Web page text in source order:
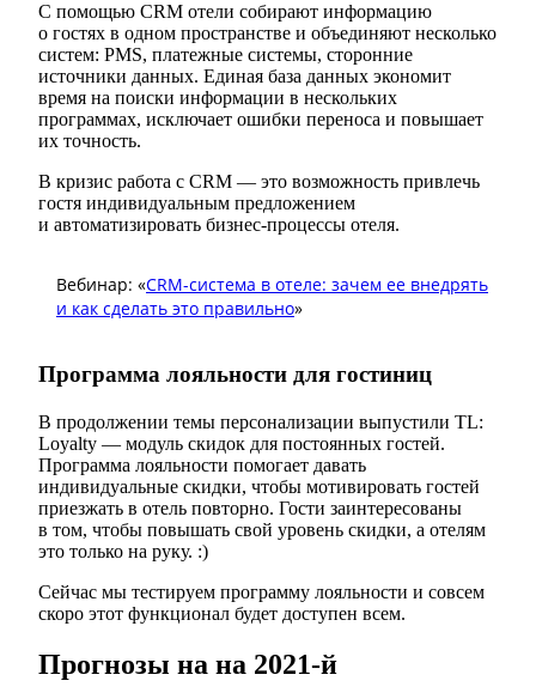
С помощью CRM отели собирают информацию
о гостях в одном пространстве и объединяют несколько
систем: PMS, платежные системы, сторонние
источники данных. Единая база данных экономит
время на поиски информации в нескольких
программах, исключает ошибки переноса и повышает
их точность.
В кризис работа с CRM — это возможность привлечь
гостя индивидуальным предложением
и автоматизировать бизнес-процессы отеля.
Вебинар: «CRM-система в отеле: зачем ее внедрять
и как сделать это правильно»
Программа лояльности для гостиниц
В продолжении темы персонализации выпустили TL:
Loyalty — модуль скидок для постоянных гостей.
Программа лояльности помогает давать
индивидуальные скидки, чтобы мотивировать гостей
приезжать в отель повторно. Гости заинтересованы
в том, чтобы повышать свой уровень скидки, а отелям
это только на руку. :)
Сейчас мы тестируем программу лояльности и совсем
скоро этот функционал будет доступен всем.
Прогнозы на на 2021-й